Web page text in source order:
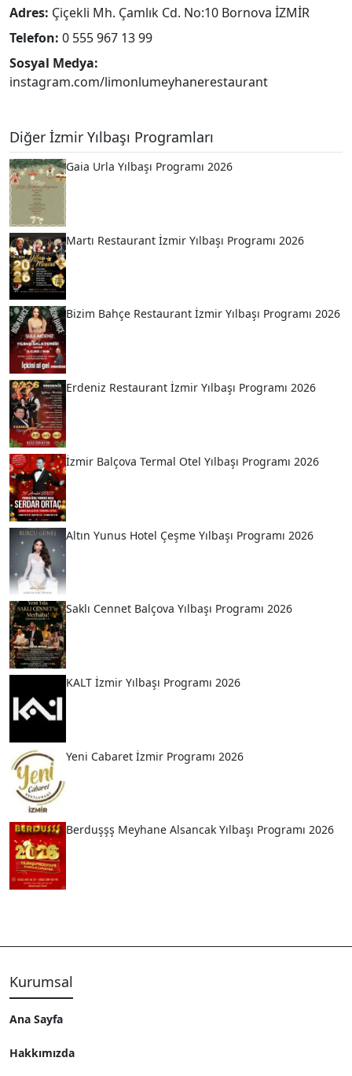
Adres: Çiçekli Mh. Çamlık Cd. No:10 Bornova İZMİR
Telefon: 0 555 967 13 99
Sosyal Medya:
instagram.com/limonlumeyhanerestaurant
Diğer İzmir Yılbaşı Programları
Gaia Urla Yılbaşı Programı 2026
Martı Restaurant İzmir Yılbaşı Programı 2026
Bizim Bahçe Restaurant İzmir Yılbaşı Programı 2026
Erdeniz Restaurant İzmir Yılbaşı Programı 2026
İzmir Balçova Termal Otel Yılbaşı Programı 2026
Altın Yunus Hotel Çeşme Yılbaşı Programı 2026
Saklı Cennet Balçova Yılbaşı Programı 2026
KALT İzmir Yılbaşı Programı 2026
Yeni Cabaret İzmir Programı 2026
Berduşşş Meyhane Alsancak Yılbaşı Programı 2026
Kurumsal
Ana Sayfa
Hakkımızda